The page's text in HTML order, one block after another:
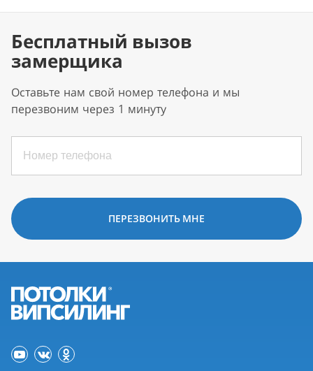
Бесплатный вызов
замерщика
Оставьте нам свой номер телефона и мы
перезвоним через 1 минуту
ПЕРЕЗВОНИТЬ МНЕ